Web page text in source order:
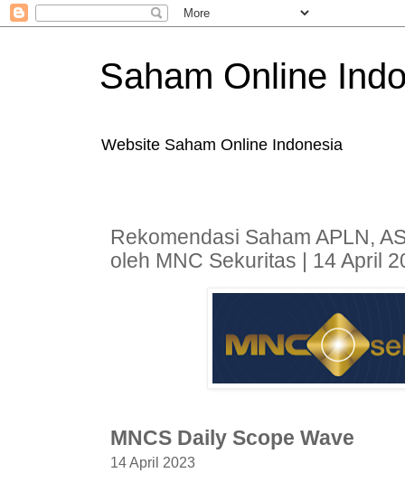
Saham Online
Website Saham Online Indonesia
Rekomendasi Saham APLN,
oleh MNC Sekuritas | 14 April
MNCS Daily Scope Wave
14 April 2023